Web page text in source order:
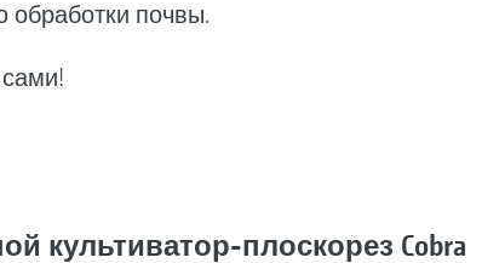
обработки почвы.
культиватор-плоскорез Cobra